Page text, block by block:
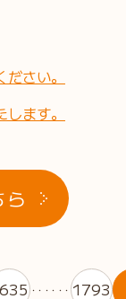
さい。
ます。
・・・・・・ 1793